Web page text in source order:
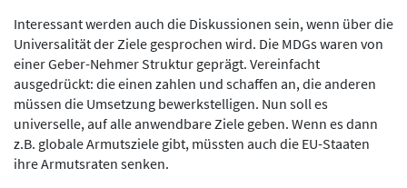
Interessant werden auch die Diskussionen sein, wenn über die
Universalität der Ziele gesprochen wird. Die MDGs waren von
einer Geber-Nehmer Struktur geprägt. Vereinfacht
ausgedrückt: die einen zahlen und schaffen an, die anderen
müssen die Umsetzung bewerkstelligen. Nun soll es
universelle, auf alle anwendbare Ziele geben. Wenn es dann
z.B. globale Armutsziele gibt, müssten auch die EU-Staaten
ihre Armutsraten senken.